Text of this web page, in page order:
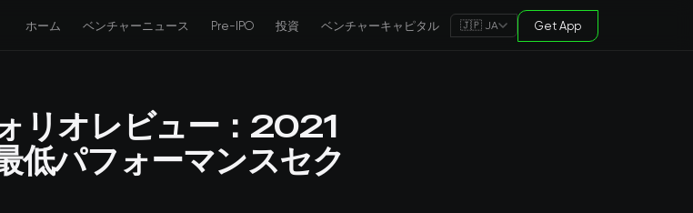
ホーム ベンチャーニュース Pre-IPO 投資 ベンチャーキャピタル 🇯🇵 JA Get App
リオレビュー：2021
低パフォーマンスセク